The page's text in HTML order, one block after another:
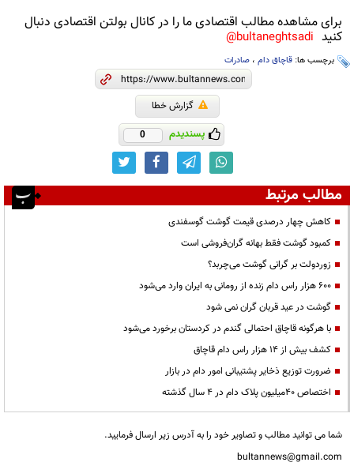
برای مشاهده مطالب اقتصادی ما را در کانال بولتن اقتصادی دنبال
کنید bultaneghtsadi@
برچسب ها: قاچاق دام ، صادرات
گزارش خطا
پسندیدم 0
مطالب مرتبط
کاهش چهار درصدی قیمت گوشت گوسفندی
کمبود گوشت فقط بهانه گران‌فروشی است
زوردولت بر گرانی گوشت می‌چربد؟
۶۰۰ هزار راس دام زنده از رومانی به ایران وارد می‌شود
گوشت در عید قربان گران نمی شود
با هرگونه قاچاق احتمالی گندم در کردستان برخورد می‌شود
کشف بیش از ۱۴ هزار راس دام قاچاق
ضرورت توزیع ذخایر پشتیبانی امور دام در بازار
اختصاص ۴۰میلیون پلاک دام در ۴ سال گذشته
شما می توانید مطالب و تصاویر خود را به آدرس زیر ارسال فرمایید.
bultannews@gmail.com